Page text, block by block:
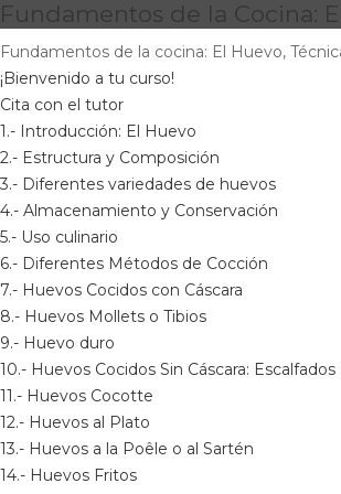
Fundamentos de la Cocina:
Fundamentos de la cocina: El Huevo,
¡Bienvenido a tu curso!
Cita con el tutor
1.- Introducción: El Huevo
2.- Estructura y Composición
3.- Diferentes variedades de huevos
4.- Almacenamiento y Conservación
5.- Uso culinario
6.- Diferentes Métodos de Cocción
7.- Huevos Cocidos con Cáscara
8.- Huevos Mollets o Tibios
9.- Huevo duro
10.- Huevos Cocidos Sin Cáscara:
11.- Huevos Cocotte
12.- Huevos al Plato
13.- Huevos a la Poêle o al Sartén
14.- Huevos Fritos